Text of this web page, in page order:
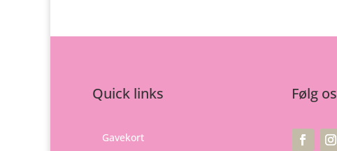
Quick links
Gavekort
Følg os